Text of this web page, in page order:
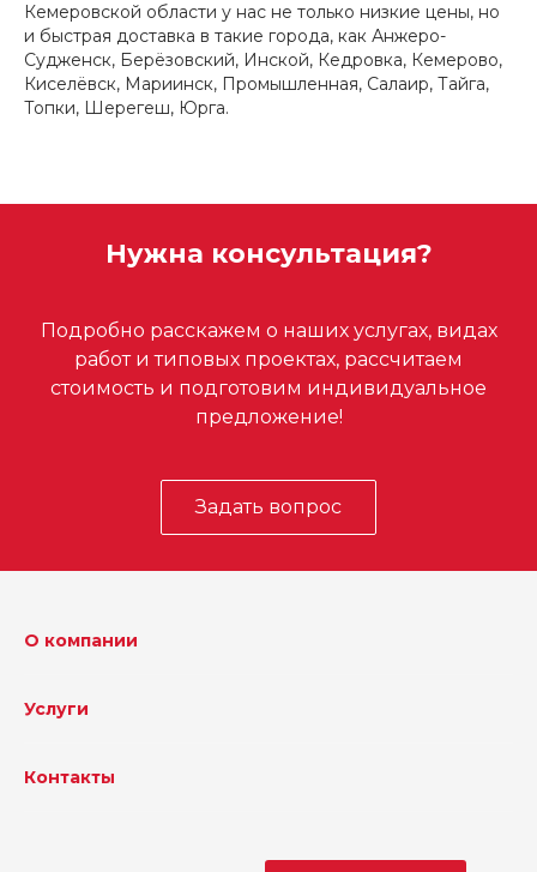
Кемеровской области у нас не только низкие цены, но
и быстрая доставка в такие города, как Анжеро-
Судженск, Берёзовский, Инской, Кедровка, Кемерово,
Киселёвск, Мариинск, Промышленная, Салаир, Тайга,
Топки, Шерегеш, Юрга.
Нужна консультация?
Подробно расскажем о наших услугах, видах
работ и типовых проектах, рассчитаем
стоимость и подготовим индивидуальное
предложение!
Задать вопрос
О компании
Услуги
Контакты